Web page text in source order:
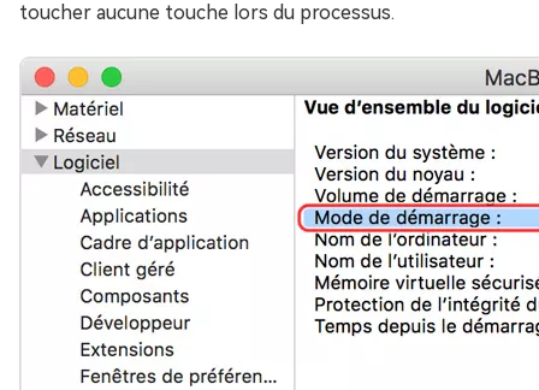
toucher aucune touche lors du processus.